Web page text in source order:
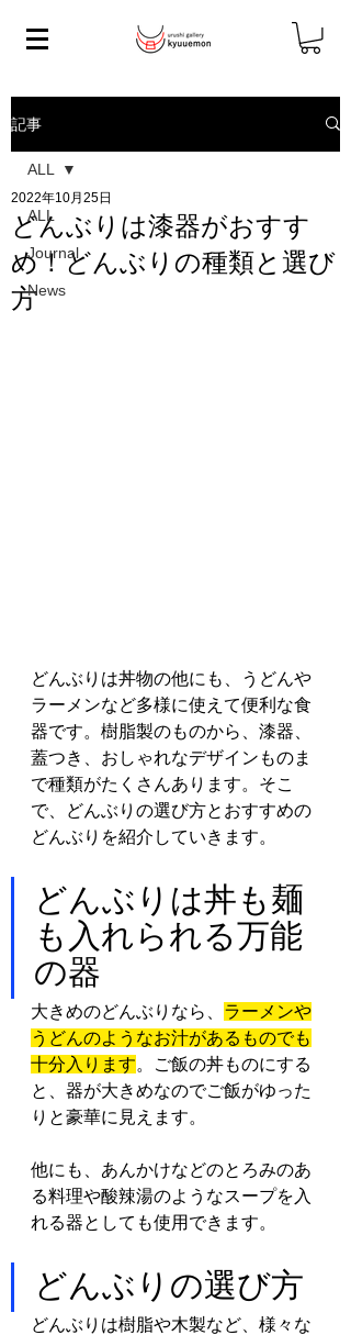
記事
ALL
Journal
News
ALL
どんぶりは漆器がおすす
め！どんぶりの種類と選び
方
2022年10月25日
どんぶりは丼物の他にも、うどんや
ラーメンなど多様に使えて便利な食
器です。樹脂製のものから、漆器、
蓋つき、おしゃれなデザインものま
で種類がたくさんあります。そこ
で、どんぶりの選び方とおすすめの
どんぶりを紹介していきます。
どんぶりは丼も麺
も入れられる万能
の器
大きめのどんぶりなら、 ラーメンや
うどんのようなお汁があるものでも
十分入ります。ご飯の丼ものにする
と、器が大きめなのでご飯がゆった
りと豪華に見えます。
他にも、あんかけなどのとろみのあ
る料理や酸辣湯のようなスープを入
れる器としても使用できます。
どんぶりの選び方
どんぶりは樹脂や木製など、様々な